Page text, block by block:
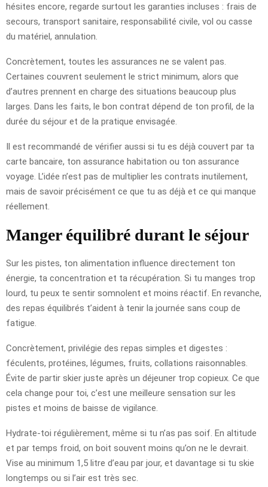
hésites encore, regarde surtout les garanties incluses : frais de
secours, transport sanitaire, responsabilité civile, vol ou casse
du matériel, annulation.
Concrètement, toutes les assurances ne se valent pas.
Certaines couvrent seulement le strict minimum, alors que
d’autres prennent en charge des situations beaucoup plus
larges. Dans les faits, le bon contrat dépend de ton profil, de la
durée du séjour et de la pratique envisagée.
Il est recommandé de vérifier aussi si tu es déjà couvert par ta
carte bancaire, ton assurance habitation ou ton assurance
voyage. L’idée n’est pas de multiplier les contrats inutilement,
mais de savoir précisément ce que tu as déjà et ce qui manque
réellement.
Manger équilibré durant le séjour
Sur les pistes, ton alimentation influence directement ton
énergie, ta concentration et ta récupération. Si tu manges trop
lourd, tu peux te sentir somnolent et moins réactif. En revanche,
des repas équilibrés t’aident à tenir la journée sans coup de
fatigue.
Concrètement, privilégie des repas simples et digestes :
féculents, protéines, légumes, fruits, collations raisonnables.
Évite de partir skier juste après un déjeuner trop copieux. Ce que
cela change pour toi, c’est une meilleure sensation sur les
pistes et moins de baisse de vigilance.
Hydrate-toi régulièrement, même si tu n’as pas soif. En altitude
et par temps froid, on boit souvent moins qu’on ne le devrait.
Vise au minimum 1,5 litre d’eau par jour, et davantage si tu skie
longtemps ou si l’air est très sec.